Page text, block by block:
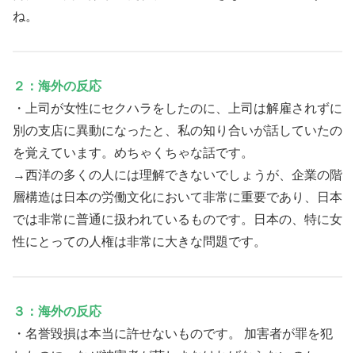
ね。
２：海外の反応
・上司が女性にセクハラをしたのに、上司は解雇されずに
別の支店に異動になったと、私の知り合いが話していたの
を覚えています。めちゃくちゃな話です。
→西洋の多くの人には理解できないでしょうが、企業の階
層構造は日本の労働文化において非常に重要であり、日本
では非常に普通に扱われているものです。日本の、特に女
性にとっての人権は非常に大きな問題です。
３：海外の反応
・名誉毀損は本当に許せないものです。 加害者が罪を犯